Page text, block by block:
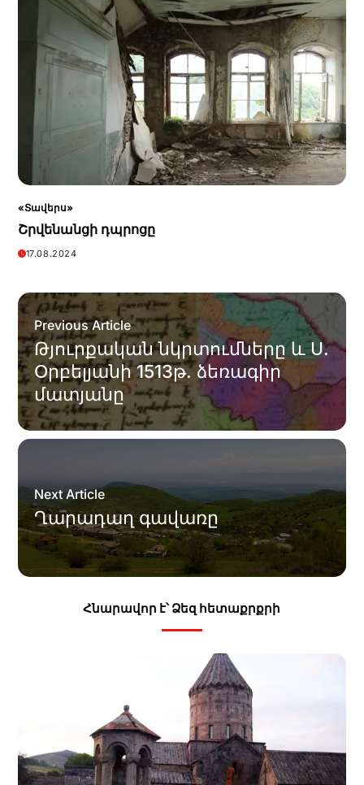
«Տավերս»
Շրվենանցի դպրոցը
17.08.2024
Previous Article
Թյուրքական նկրտումները և Ս.
Օրբելյանի 1513թ. ձեռագիր
մատյանը
Next Article
Ղարադաղ գավառը
Հնարավոր է՝ Ձեզ հետաքրքրի